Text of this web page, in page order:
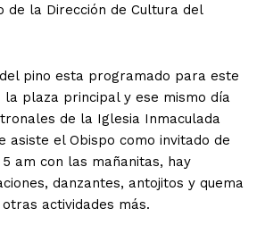
de la Dirección de Cultura del
pino esta programado para este
la plaza principal y ese mismo día
de la Iglesia Inmaculada
asiste el Obispo como invitado de
am con las mañanitas, hay
danzantes, antojitos y quema
actividades más.